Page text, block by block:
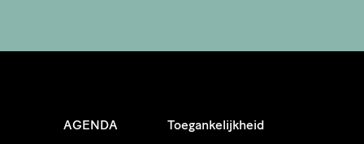
AGENDA
Toegankelijkheid